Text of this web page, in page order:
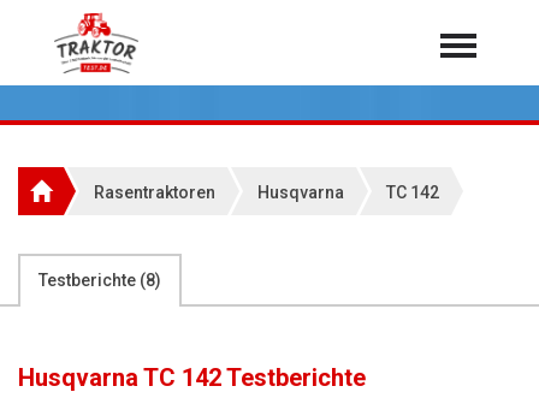
Home
Rundballenpressen
Teleskoplader
Über 7.000 Testberichte
Rasentraktoren Husqvarna TC 142
Testberichte (8)
Husqvarna TC 142Testberichte